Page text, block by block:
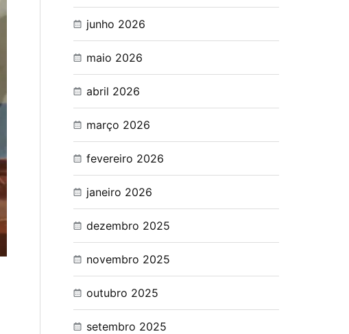
junho 2026
maio 2026
abril 2026
março 2026
fevereiro 2026
janeiro 2026
dezembro 2025
novembro 2025
outubro 2025
setembro 2025